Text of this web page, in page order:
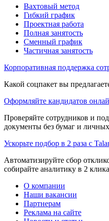
Вахтовый метод
Гибкий график
Проектная работа
Полная занятость
Сменный график
Частичная занятость
Корпоративная поддержка
Какой соцпакет вы
Оформляйте кандидатов
Проверяйте сотрудников и
документы без бумаг и
Ускорьте подбор в 2 раза с
Автоматизируйте сбор
собирайте аналитику в 2 клика
О компании
Наши вакансии
Партнерам
Реклама на сайте